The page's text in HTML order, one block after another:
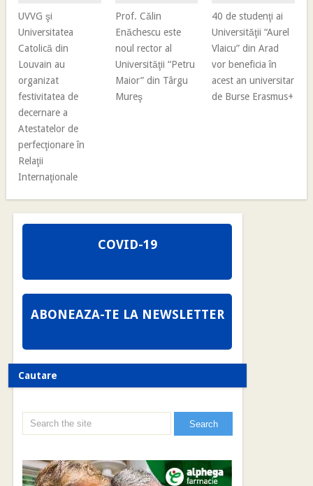
UVVG şi
Universitatea
Catolică din
Louvain au
organizat
festivitatea de
decernare a
Atestatelor de
perfecţionare în
Relaţii
Internaţionale
Prof. Călin
Enăchescu este
noul rector al
Universităţii “Petru
Maior” din Târgu
Mureş
40 de studenţi ai
Universităţii “Aurel
Vlaicu” din Arad
vor beneficia în
acest an universitar
de Burse Erasmus+
COVID-19
ABONEAZA-TE LA NEWSLETTER
Cautare